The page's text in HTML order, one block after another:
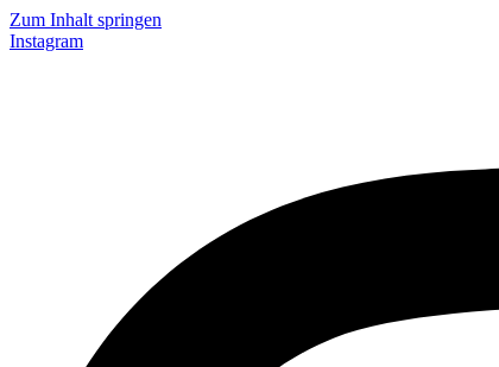
Zum Inhalt springen
Instagram